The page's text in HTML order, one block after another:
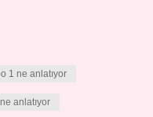
1 ne anlatıyor
anlatıyor